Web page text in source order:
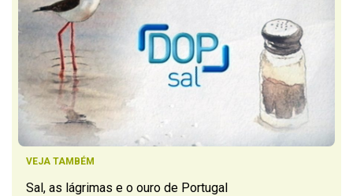
VEJA TAMBÉM
Sal, as lágrimas e o ouro de Portugal